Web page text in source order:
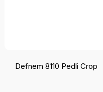
Defnem 8110 Pedli Crop